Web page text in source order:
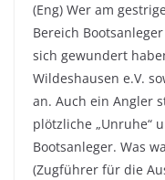
(Eng) Wer am
Bereich
sich gewundert
Wildeshausen e.V.
an. Auch ein Angler
plötzliche „Unruhe“
Bootsanleger. Was
(Zugführer für die